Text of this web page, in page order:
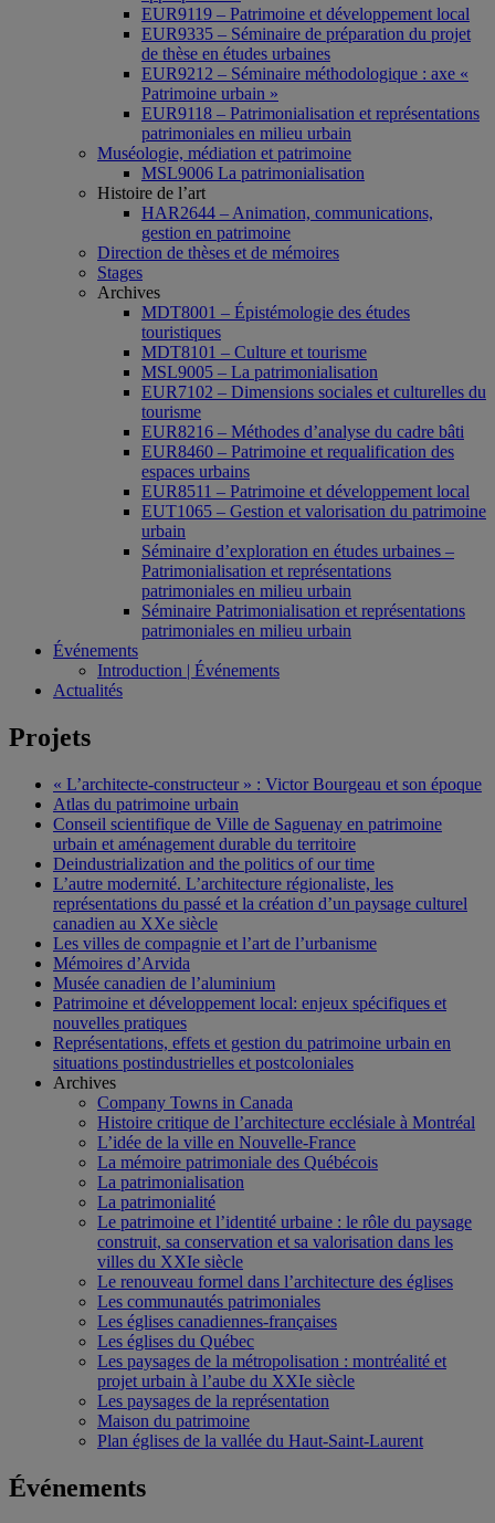
EUR9119 – Patrimoine et développement local
EUR9335 – Séminaire de préparation du projet
de thèse en études urbaines
EUR9212 – Séminaire méthodologique : axe «
Patrimoine urbain »
EUR9118 – Patrimonialisation et représentations
patrimoniales en milieu urbain
Muséologie, médiation et patrimoine
MSL9006 La patrimonialisation
Histoire de l’art
HAR2644 – Animation, communications,
gestion en patrimoine
Direction de thèses et de mémoires
Stages
Archives
MDT8001 – Épistémologie des études
touristiques
MDT8101 – Culture et tourisme
MSL9005 – La patrimonialisation
EUR7102 – Dimensions sociales et culturelles du
tourisme
EUR8216 – Méthodes d’analyse du cadre bâti
EUR8460 – Patrimoine et requalification des
espaces urbains
EUR8511 – Patrimoine et développement local
EUT1065 – Gestion et valorisation du patrimoine
urbain
Séminaire d’exploration en études urbaines –
Patrimonialisation et représentations
patrimoniales en milieu urbain
Séminaire Patrimonialisation et représentations
patrimoniales en milieu urbain
Événements
Introduction | Événements
Actualités
Projets
« L’architecte-constructeur » : Victor Bourgeau et son époque
Atlas du patrimoine urbain
Conseil scientifique de Ville de Saguenay en patrimoine
urbain et aménagement durable du territoire
Deindustrialization and the politics of our time
L’autre modernité. L’architecture régionaliste, les
représentations du passé et la création d’un paysage culturel
canadien au XXe siècle
Les villes de compagnie et l’art de l’urbanisme
Mémoires d’Arvida
Musée canadien de l’aluminium
Patrimoine et développement local: enjeux spécifiques et
nouvelles pratiques
Représentations, effets et gestion du patrimoine urbain en
situations postindustrielles et postcoloniales
Archives
Company Towns in Canada
Histoire critique de l’architecture ecclésiale à Montréal
L’idée de la ville en Nouvelle-France
La mémoire patrimoniale des Québécois
La patrimonialisation
La patrimonialité
Le patrimoine et l’identité urbaine : le rôle du paysage
construit, sa conservation et sa valorisation dans les
villes du XXIe siècle
Le renouveau formel dans l’architecture des églises
Les communautés patrimoniales
Les églises canadiennes-françaises
Les églises du Québec
Les paysages de la métropolisation : montréalité et
projet urbain à l’aube du XXIe siècle
Les paysages de la représentation
Maison du patrimoine
Plan églises de la vallée du Haut-Saint-Laurent
Événements